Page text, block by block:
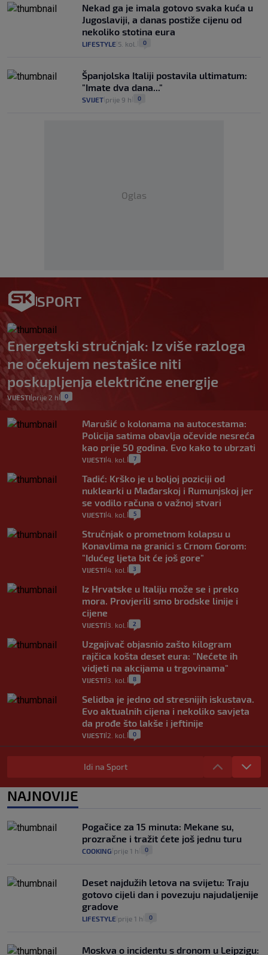
Nekad ga je imala gotovo svaka kuća u
Jugoslaviji, a danas postiže cijenu od
nekoliko stotina eura
LIFESTYLE 5. kol. 0
Španjolska Italiji postavila ultimatum:
"Imate dva dana..."
SVIJET prije 9 h 0
Oglas
SPORT
Energetski stručnjak: Iz više razloga
ne očekujem nestašice niti
poskupljenja električne energije
VIJESTI| prije 2 h 0
Marušić o kolonama na autocestama:
Policija satima obavlja očevide nesreća
kao prije 50 godina. Evo kako to ubrzati
VIJESTI 4. kol. 7
Tadić: Krško je u boljoj poziciji od
nuklearki u Mađarskoj i Rumunjskoj jer
se vodilo računa o važnoj stvari
VIJESTI 4. kol. 5
Stručnjak o prometnom kolapsu u
Konavlima na granici s Crnom Gorom:
"Idućeg ljeta bit će još gore"
VIJESTI 4. kol. 3
Iz Hrvatske u Italiju može se i preko
mora. Provjerili smo brodske linije i
cijene
VIJESTI 3. kol. 2
Uzgajivač objasnio zašto kilogram
rajčica košta deset eura: "Nećete ih
vidjeti na akcijama u trgovinama"
VIJESTI 3. kol. 8
Selidba je jedno od stresnijih iskustava.
Evo aktualnih cijena i nekoliko savjeta
da prođe što lakše i jeftinije
VIJESTI 2. kol. 0
Izračunali smo koliko košta putovanje
automobilom na Hvar iz Zagreba, a
14
zdravstvenu iskaznicu". Kakva su prava
pacijenata izvan mjesta prebivališta?
VIJESTI
Idi na Sport
NAJNOVIJE
Pogačice za 15 minuta: Mekane su,
prozračne i tražit ćete još jednu turu
COOKING prije 1 h 0
Deset najdužih letova na svijetu: Traju
gotovo cijeli dan i povezuju najudaljenije
gradove
LIFESTYLE prije 1 h 0
Moskva o incidentu s dronom u Leipzigu: